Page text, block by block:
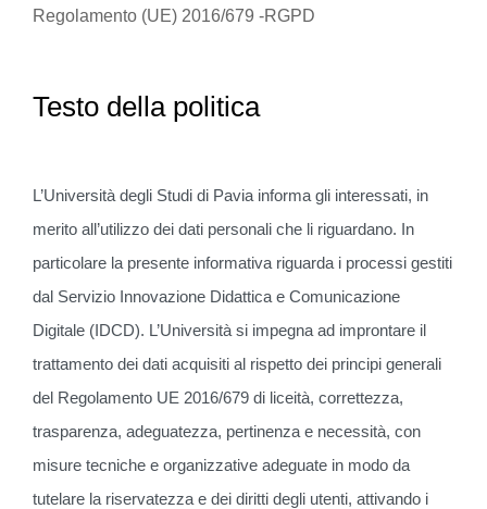
Regolamento (UE) 2016/679 -RGPD
Testo della politica
L’Università degli Studi di Pavia informa gli interessati, in
merito all’utilizzo dei dati personali che li riguardano. In
particolare la presente informativa riguarda i processi gestiti
dal Servizio Innovazione Didattica e Comunicazione
Digitale (IDCD). L’Università si impegna ad improntare il
trattamento dei dati acquisiti al rispetto dei principi generali
del Regolamento UE 2016/679 di liceità, correttezza,
trasparenza, adeguatezza, pertinenza e necessità, con
misure tecniche e organizzative adeguate in modo da
tutelare la riservatezza e dei diritti degli utenti, attivando i